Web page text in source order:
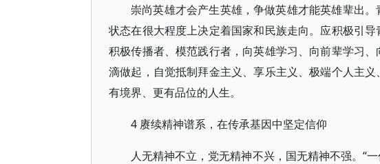
崇尚英雄才会产生英雄，争做英雄才能英雄辈出
状态在很大程度上决定着国家和民族走向。应积极引
积极传播者、模范践行者，向英雄学习、向前辈学习
滴做起，自觉抵制拜金主义、享乐主义、极端个人主
有境界、更有品位的人生。
4 赓续精神谱系，在传承基因中坚定信仰
人无精神不立，党无精神不兴，国无精神不强。“